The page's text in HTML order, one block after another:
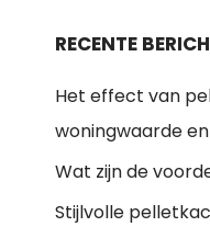
RECENTE
Het effect van
woningwaarde
Wat zijn de
Stijlvolle